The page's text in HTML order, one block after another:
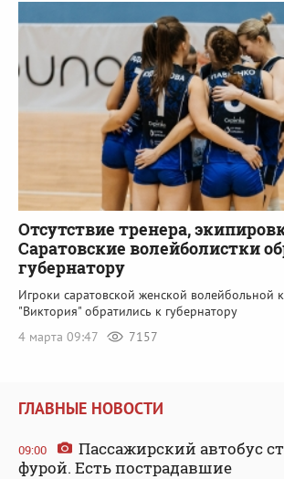
Отсутствие тренера,
Саратовские волейболистки
губернатору
Игроки саратовской женской волейбольной
"Виктория" обратились к губернатору
4 марта 09:47
7157
ГЛАВНЫЕ НОВОСТИ
09:00
Пассажирский автобус
фурой. Есть пострадавшие